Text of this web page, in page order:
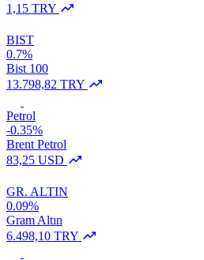
1,15 TRY
BIST
0.7%
Bist 100
13.798,82 TRY
Petrol
-0.35%
Brent Petrol
83,25 USD
GR. ALTIN
0.09%
Gram Altın
6.498,10 TRY